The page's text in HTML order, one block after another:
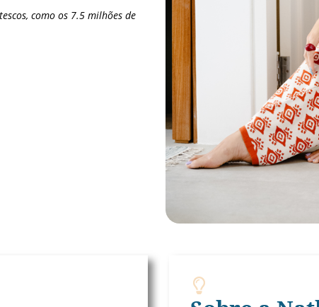
como os 7.5 milhões de